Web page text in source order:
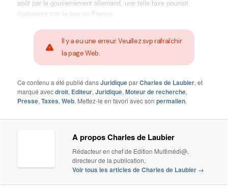
août par le gouvernement allemand, une telle taxe pourrait
également voir le jour en France.
Il y a eu une erreur. Veuillez svp rafraîchir
la page Web.
Ce contenu a été publié dansJuridiqueparCharles de Laubier, et
marqué avecdroit, Editeur,Juridique,Moteur de recherche,
Presse,Taxes,Web. Mettez-le en favori avec sonpermalien.
A propos Charles de Laubier
Rédacteur en chef de Edition Multimédi@,
directeur de la publication.
Voir tous les articles de Charles de Laubier →